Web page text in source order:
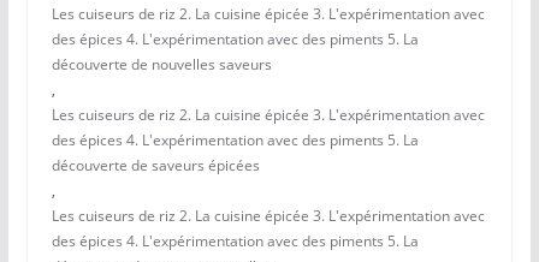
Les cuiseurs de riz 2. La cuisine épicée 3. L'expérimentation avec
des épices 4. L'expérimentation avec des piments 5. La
découverte de nouvelles saveurs
,
Les cuiseurs de riz 2. La cuisine épicée 3. L'expérimentation avec
des épices 4. L'expérimentation avec des piments 5. La
découverte de saveurs épicées
,
Les cuiseurs de riz 2. La cuisine épicée 3. L'expérimentation avec
des épices 4. L'expérimentation avec des piments 5. La